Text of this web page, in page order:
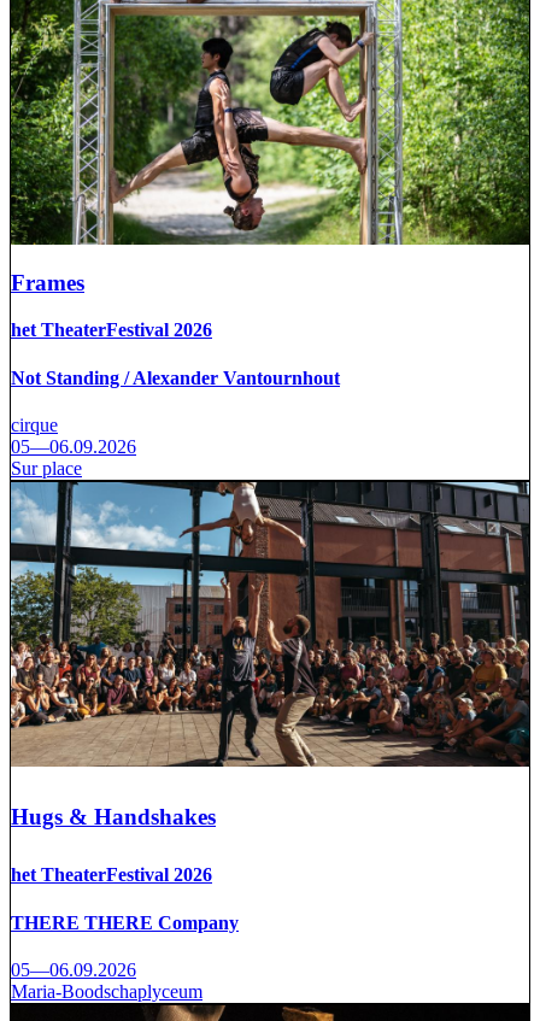
Frames
het TheaterFestival 2026
Not Standing / Alexander Vantournhout
cirque
05—06.09.2026
Sur place
Hugs & Handshakes
het TheaterFestival 2026
THERE THERE Company
05—06.09.2026
Maria-Boodschaplyceum